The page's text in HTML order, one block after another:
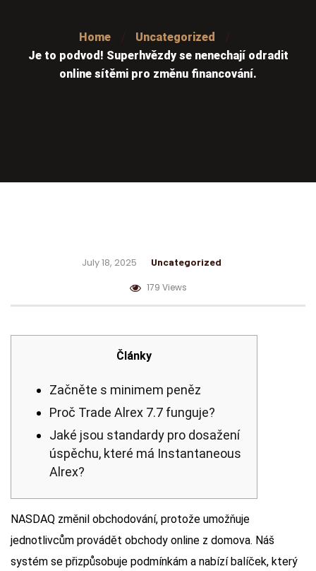
Home
Uncategorized
Je to podvod! Superhvězdy se nenechají odradit
online sítěmi pro změnu financování.
July 18, 2025 Uncategorized
179 Views
Články
Začněte s minimem peněz
Proč Trade Alrex 7.7 funguje?
Jaké jsou standardy pro dosažení
úspěchu, které má Instantaneous
Alrex?
NASDAQ změnil obchodování, protože umožňuje
jednotlivcům provádět obchody online z domova. Náš
systém se přizpůsobuje podmínkám a nabízí balíček, který